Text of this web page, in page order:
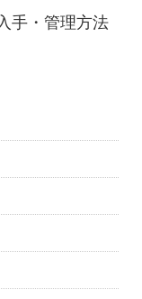
手・管理方法